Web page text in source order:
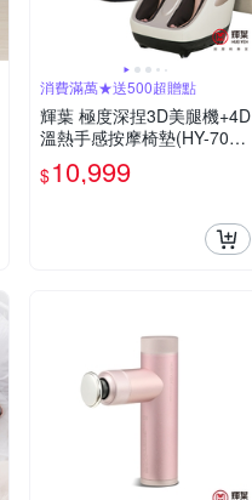
消費滿萬★送500超贈點
輝葉 極度深捏3D美腿機+4D
溫熱手感按摩椅墊(HY-702+
HY-633)
$10,999